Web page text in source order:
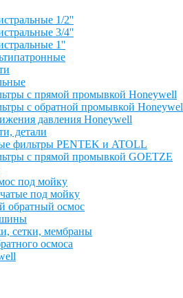
1/2''
3/4''
1''
с прямой промывкой Honeywell
с обратной промывкой
давления Honeywell
детали
фильтры PENTEK и ATOLL
с прямой промывкой GOETZE
под мойку
под мойку
обратный осмос
сетки, мембраны
осмоса